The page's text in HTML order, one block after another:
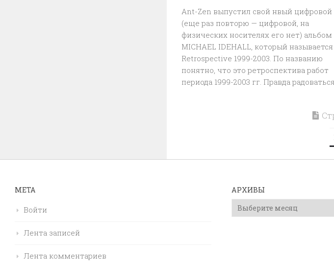
Ant-Zen выпустил свой нвый цифровой
(еще раз повторю — цифровой, на
физических носителях его нет) альбом
MICHAEL IDEHALL, который называется
Retrospective 1999-2003. По названию
понятно, что это ретроспектива работ
периода 1999-2003 гг. Правда радоваться...
МЕТА
Войти
Лента записей
Лента комментариев
АРХИВЫ
Архивы